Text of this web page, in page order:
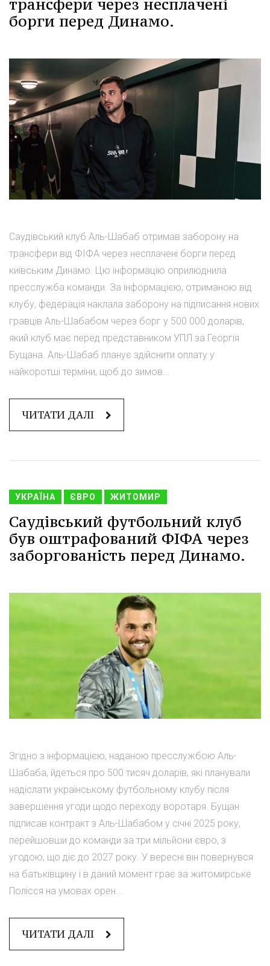
трансфери через несплачені
борги перед Динамо.
Саудівський клуб Аль-Шабаб отримав заборону на
трансфери від ФІФА через несплачені борги перед
київським Динамо. Цю інформацію оприлюднила
пресслужба команди. За інформацією, отриманою від
клубу, федерація наклала заборону на підписання нових
гравців Аль-Шабабом через борг у 500 000 доларів,
який клуб має перед представником УПЛ за Георгія
Бущана. Аль-Шабаб планує здійснити оплату у
найкоротші терміни, щоб до зимов...
ЧИТАТИ ДАЛІ
УКРАЇНА ЄВРО ЖИТОМИР
Саудівський футбольний клуб
був оштрафований ФІФА через
заборгованість перед Динамо.
Згідно з інформацією, наданою пресслужбою Аль-
Шабаба, йдеться про 500 тисяч доларів, які планували
надіслати українському футбольному клубу після
завершення угоди щодо переходу воротаря. Бущан
підписав контракт з Аль-Шабабом у січні 2025 року,
перейшовши до команди за три мільйони євро, з
угодою, що діє до 2027 року. У вересні він повернувся
на батьківщину і в даний момент грає за житомирське
Полісся на умовах орен...
ЧИТАТИ ДАЛІ